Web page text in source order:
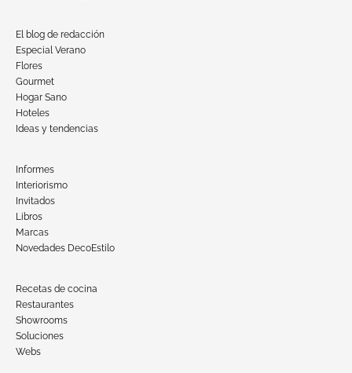
El blog de redacción
Especial Verano
Flores
Gourmet
Hogar Sano
Hoteles
Ideas y tendencias
Informes
Interiorismo
Invitados
Libros
Marcas
Novedades DecoEstilo
Recetas de cocina
Restaurantes
Showrooms
Soluciones
Webs